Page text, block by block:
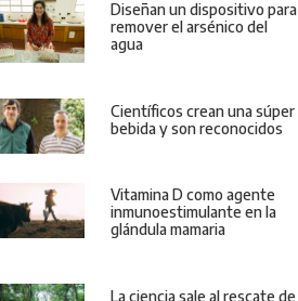
Diseñan un dispositivo para
remover el arsénico del
agua
Científicos crean una súper
bebida y son reconocidos
Vitamina D como agente
inmunoestimulante en la
glándula mamaria
La ciencia sale al rescate de